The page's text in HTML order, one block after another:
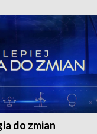
do zmian